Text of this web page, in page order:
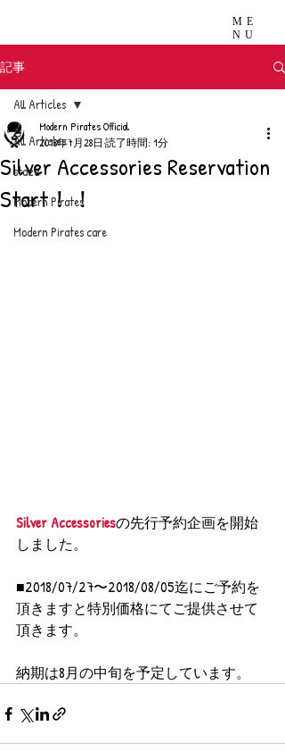
ME
NU
記事
All Articles
stazz
Modern Pirates
Modern Pirates care
All Articles
Silver Accessories Reservation
Start！！
Modern Pirates Official
2018年7月28日 読了時間: 1分
Silver Accessoriesの先行予約企画を開始
しました。
■2018/07/27〜2018/08/05迄にご予約を
頂きますと特別価格にてご提供させて
頂きます。
納期は8月の中旬を予定しています。